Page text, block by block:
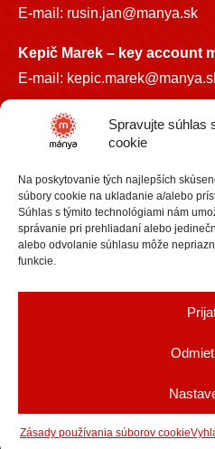
Spravujte súhlas
cookie
Na poskytovanie tých najlepších
súbory cookie na ukladanie a/alebo
Súhlas s týmito technológiami nám
správanie pri prehliadaní alebo
alebo odvolanie súhlasu môže
funkcie.
Zásady používania súborov cookie
E-mail: rusin.jan@manya.sk
Kepič Marek – key account
E-mail:
INFO LINKA
+421 918 841899
info@manya.sk
Copyright Mánya spol. s
Designed by